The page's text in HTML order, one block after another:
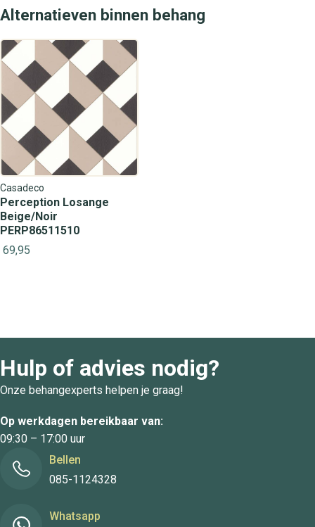
Alternatieven binnen behang
Casadeco
Perception Losange
Beige/Noir
PERP86511510
69,95
Hulp of advies nodig?
Onze behangexperts helpen je graag!
Op werkdagen bereikbaar van:
09:30 – 17:00 uur
Bellen
085-1124328
Whatsapp